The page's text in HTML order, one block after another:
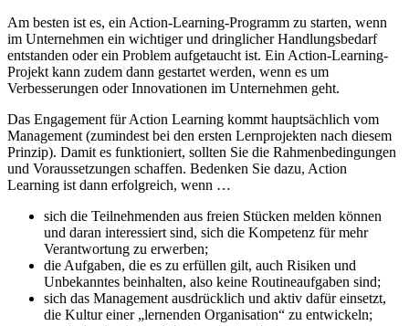
Am besten ist es, ein Action-Learning-Programm zu starten, wenn
im Unternehmen ein wichtiger und dringlicher Handlungsbedarf
entstanden oder ein Problem aufgetaucht ist. Ein Action-Learning-
Projekt kann zudem dann gestartet werden, wenn es um
Verbesserungen oder Innovationen im Unternehmen geht.
Das Engagement für Action Learning kommt hauptsächlich vom
Management (zumindest bei den ersten Lernprojekten nach diesem
Prinzip). Damit es funktioniert, sollten Sie die Rahmenbedingungen
und Voraussetzungen schaffen. Bedenken Sie dazu, Action
Learning ist dann erfolgreich, wenn …
sich die Teilnehmenden aus freien Stücken melden können
und daran interessiert sind, sich die Kompetenz für mehr
Verantwortung zu erwerben;
die Aufgaben, die es zu erfüllen gilt, auch Risiken und
Unbekanntes beinhalten, also keine Routineaufgaben sind;
sich das Management ausdrücklich und aktiv dafür einsetzt,
die Kultur einer „lernenden Organisation“ zu entwickeln;